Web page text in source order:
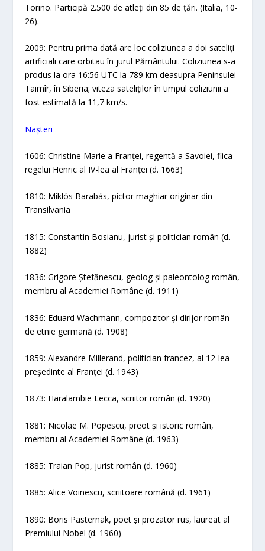
Torino. Participă 2.500 de atleți din 85 de țări. (Italia, 10-
26).
2009: Pentru prima dată are loc coliziunea a doi sateliți
artificiali care orbitau în jurul Pământului. Coliziunea s-a
produs la ora 16:56 UTC la 789 km deasupra Peninsulei
Taimîr, în Siberia; viteza sateliților în timpul coliziunii a
fost estimată la 11,7 km/s.
Nașteri
1606: Christine Marie a Franței, regentă a Savoiei, fiica
regelui Henric al IV-lea al Franței (d. 1663)
1810: Miklós Barabás, pictor maghiar originar din
Transilvania
1815: Constantin Bosianu, jurist și politician român (d.
1882)
1836: Grigore Ștefănescu, geolog și paleontolog român,
membru al Academiei Române (d. 1911)
1836: Eduard Wachmann, compozitor și dirijor român
de etnie germană (d. 1908)
1859: Alexandre Millerand, politician francez, al 12-lea
președinte al Franței (d. 1943)
1873: Haralambie Lecca, scriitor român (d. 1920)
1881: Nicolae M. Popescu, preot și istoric român,
membru al Academiei Române (d. 1963)
1885: Traian Pop, jurist român (d. 1960)
1885: Alice Voinescu, scriitoare română (d. 1961)
1890: Boris Pasternak, poet și prozator rus, laureat al
Premiului Nobel (d. 1960)